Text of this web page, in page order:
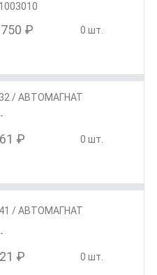
₽ 0 шт.
32 / АВТОМАГНАТ
-
₽ 0 шт.
41 / АВТОМАГНАТ
-
₽ 0 шт.